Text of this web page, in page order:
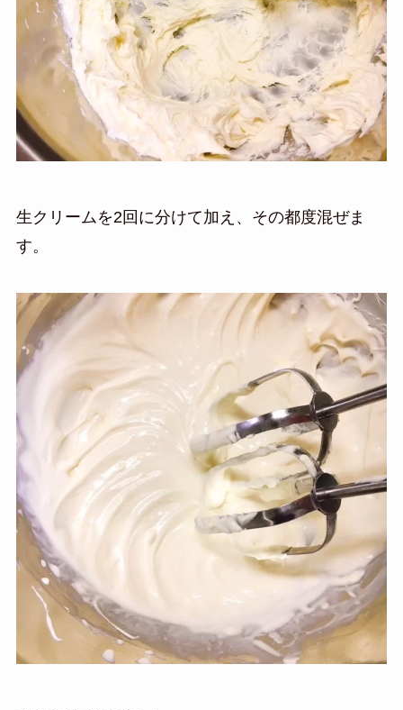
生クリームを2回に分けて加え、その都度混ぜま
す。